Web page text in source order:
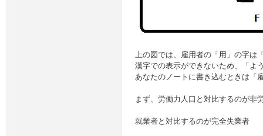
上の図では、雇用者の「用」の字は
漢字での表示ができないため、「よ
あなたのノートに書き込むときは「
まず、労働力人口と対比するのが非
就業者と対比するのが完全失業者